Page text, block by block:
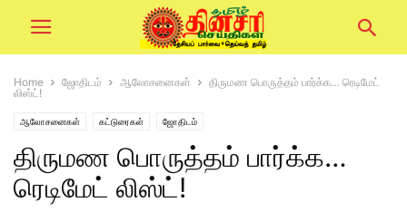
Home ஜோதிடம் ஆலோசனைகள்
திருமண பொருத்தம் பார்க்க… ரெடிமேட்
லிஸ்ட்!
ஆலோசனைகள் கட்டுரைகள் ஜோதிடம்
திருமண பொருத்தம் பார்க்க…
ரெடிமேட் லிஸ்ட்!